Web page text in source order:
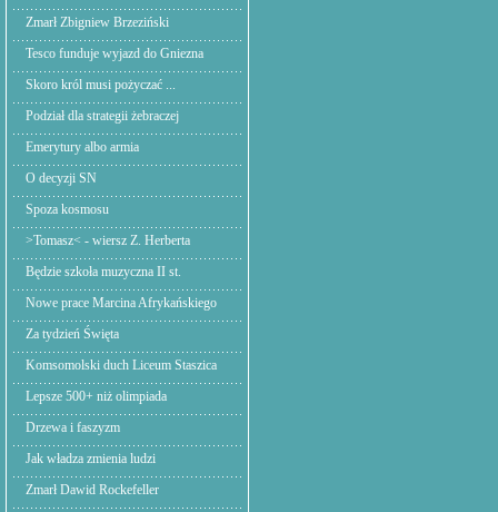
Zmarł Zbigniew Brzeziński
Tesco funduje wyjazd do Gniezna
Skoro król musi pożyczać ...
Podział dla strategii żebraczej
Emerytury albo armia
O decyzji SN
Spoza kosmosu
>Tomasz< - wiersz Z. Herberta
Będzie szkoła muzyczna II st.
Nowe prace Marcina Afrykańskiego
Za tydzień Święta
Komsomolski duch Liceum Staszica
Lepsze 500+ niż olimpiada
Drzewa i faszyzm
Jak władza zmienia ludzi
Zmarł Dawid Rockefeller